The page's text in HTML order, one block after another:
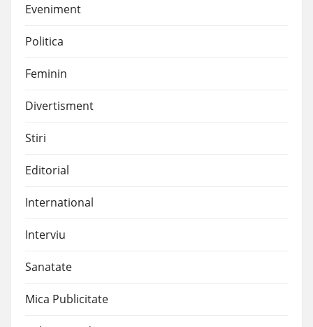
Eveniment
Politica
Feminin
Divertisment
Stiri
Editorial
International
Interviu
Sanatate
Mica Publicitate